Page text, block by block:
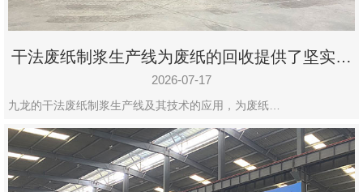
设
有
限
公
干法废纸制浆生产线为废纸的回收提供了坚实的
保障
2026-07-17
九龙的干法废纸制浆生产线及其技术的应用，为废纸…